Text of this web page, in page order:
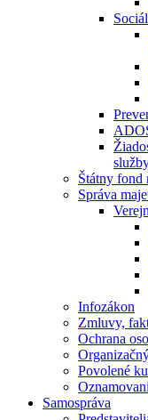
Štátny fond
Správa
Infozákon
Zmluvy,
Ochrana
Povolené
Samospráva